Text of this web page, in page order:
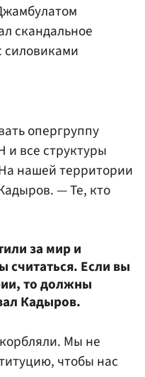
скандальное
силовиками
опергруппу
все структуры
нашей территории
— Те, кто
за мир и
Если вы
то должны
Кадыров.
Мы не
чтобы нас